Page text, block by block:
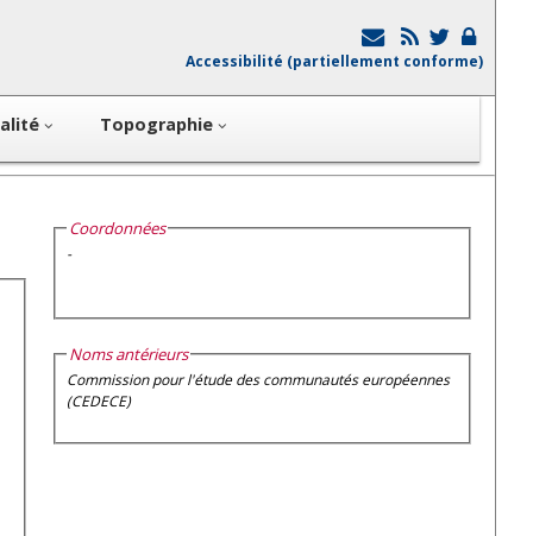
Accessibilité (partiellement conforme)
Topographie
Coordonnées
-
Noms antérieurs
Commission pour l'étude des communautés européennes
(CEDECE)